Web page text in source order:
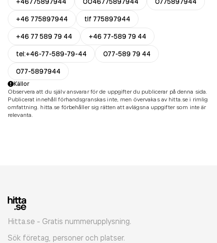
+46 775897944
tlf 775897944
+46 77 589 79 44
+46 77-589 79 44
tel:+46-77-589-79-44
077-589 79 44
077-5897944
Källor
Observera att du själv ansvarar för de uppgifter du publicerar på denna sida.
Publicerat innehåll förhandsgranskas inte, men övervakas av hitta.se i rimlig
omfattning. hitta.se förbehåller sig rätten att avlägsna uppgifter som inte är
relevanta.
Hitta.se - Gratis nummerupplysning.
Sök företag, personer och platser.